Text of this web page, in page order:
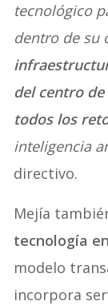
tecnológico
dentro de su
del centro
todos los
inteligencia
directivo.
Mejía
tecnología
modelo
incorpora